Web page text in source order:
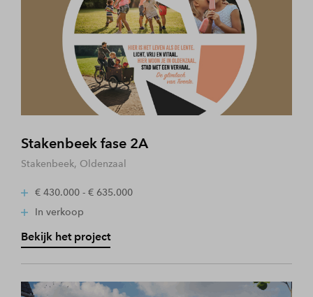
Stakenbeek fase 2A
Stakenbeek, Oldenzaal
€ 430.000 - € 635.000
In verkoop
Bekijk het project